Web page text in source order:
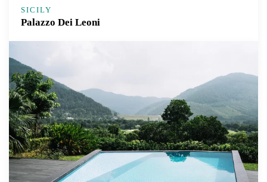
SICILY
Palazzo Dei Leoni